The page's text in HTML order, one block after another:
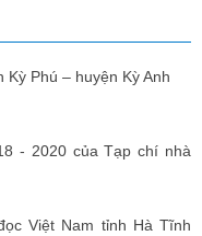
Phú – huyện Kỳ Anh
- 2020 của Tạp chí nhà
Việt Nam tỉnh Hà Tĩnh